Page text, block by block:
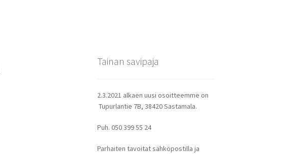
Tainan savipaja
2.3.2021 alkaen uusi osoitteemme on
Tupurlantie 7B, 38420 Sastamala.
Puh. 050 399 55 24
Parhaiten tavoitat sähköpostilla ja